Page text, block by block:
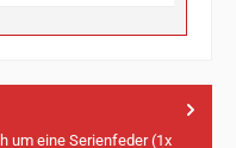
um eine Serienfeder (1x